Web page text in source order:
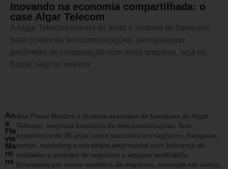
Inovando na economia compartilhada: o
case Algar Telecom
A Algar Telecom inovou ao levar o sistema de franquias
para o setor de telecomunicações, sem qualquer
parâmetro de comparação com outra empresa, seja no
Brasil, seja no exterior
An
a
Fla
via
Ma
rti
ns
Ana Flavia Martins é diretora executiva de franquias da Algar
Telecom, empresa brasileira de telecomunicações. Tem
experiência de 28 anos como executiva em negócios, franquias,
varejo, marketing e estratégia empresarial com liderança de
unidades e projetos de negócios e equipes multiskills.
Entusiasta por novos modelos de negócios, inovação em varejo,